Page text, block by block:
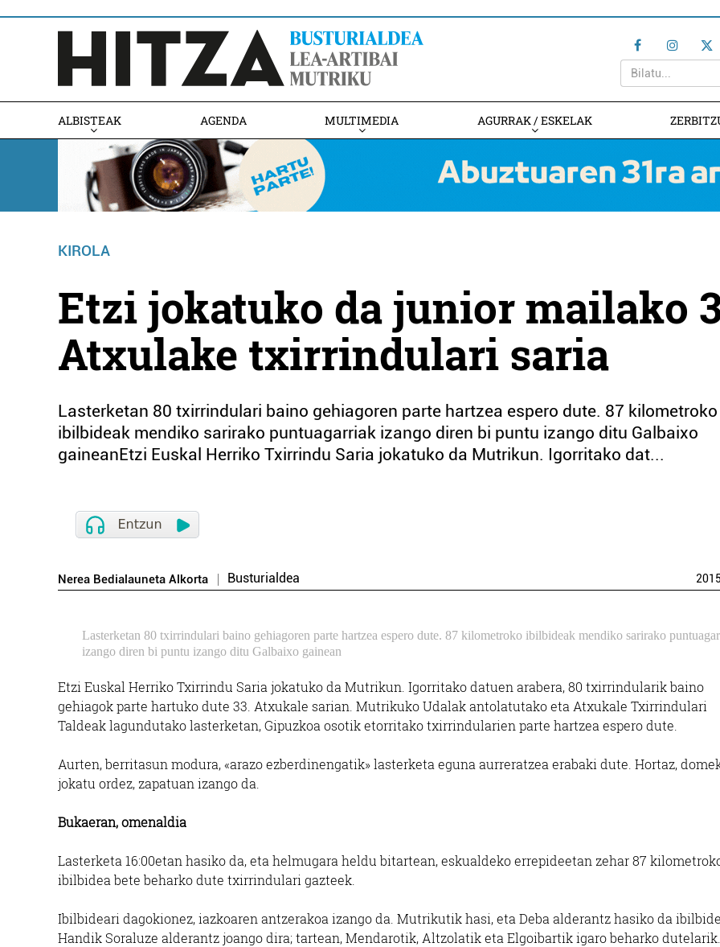
ALBISTEAK AGENDA MULTIMEDIA AGURRAK / ESKELAK
KIROLA
Etzi jokatuko da junior mailako
Atxulake txirrindulari saria
Lasterketan 80 txirrindulari baino gehiagoren parte hartzea espero dute. 87 kilometroko
ibilbideak mendiko sarirako puntuagarriak izango diren bi puntu izango ditu Galbaixo
gaineanEtzi Euskal Herriko Txirrindu Saria jokatuko da Mutrikun. Igorritako dat...
Nerea Bedialauneta Alkorta Busturialdea 2015
Lasterketan 80 txirrindulari baino gehiagoren parte hartzea espero dute. 87 kilometroko ibilbideak mendiko sarirako
izango diren bi puntu izango ditu Galbaixo gainean
Etzi Euskal Herriko Txirrindu Saria jokatuko da Mutrikun. Igorritako datuen arabera, 80 txirrindularik baino
gehiagok parte hartuko dute 33. Atxukale sarian. Mutrikuko Udalak antolatutako eta Atxukale Txirrindulari
Taldeak lagundutako lasterketan, Gipuzkoa osotik etorritako txirrindularien parte hartzea espero dute.
Aurten, berritasun modura, «arazo ezberdinengatik» lasterketa eguna aurreratzea erabaki dute. Hortaz,
jokatu ordez, zapatuan izango da.
Bukaeran, omenaldia
Lasterketa 16:00etan hasiko da, eta helmugara heldu bitartean, eskualdeko errepideetan zehar 87
ibilbidea bete beharko dute txirrindulari gazteek.
Ibilbideari dagokionez, iazkoaren antzerakoa izango da. Mutrikutik hasi, eta Deba alderantz hasiko da
Handik Soraluze alderantz joango dira; tartean, Mendarotik, Altzolatik eta Elgoibartik igaro beharko dutelarik.